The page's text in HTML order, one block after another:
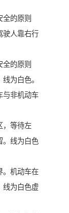
全的原则
驶人靠右行
全的原则
为白色。
与非机动车
，等待左
。线为白色
。机动车在
线为白色虚